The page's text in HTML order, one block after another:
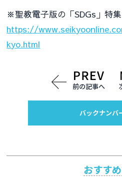
※聖教電子版の「SDGs」特
https://
kyo.html
前の記事へ
バックナンバ
おすす